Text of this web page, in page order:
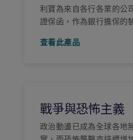
利寶為來自各行各業的公
證保函，作為銀行擔保的
查看此產品
戰爭與恐怖主義
政治動盪已成為全球各地